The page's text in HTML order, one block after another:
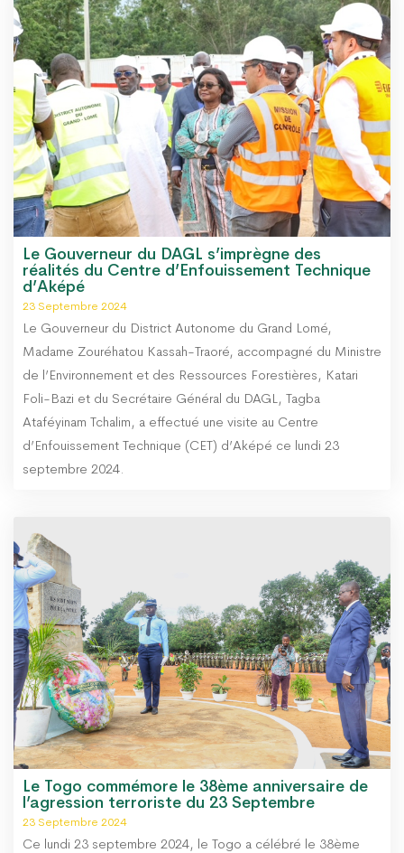
Le Gouverneur du DAGL s’imprègne des
réalités du Centre d’Enfouissement Technique
d’Aképé
23 Septembre 2024
Le Gouverneur du District Autonome du Grand Lomé,
Madame Zouréhatou Kassah-Traoré, accompagné du Ministre
de l’Environnement et des Ressources Forestières, Katari
Foli-Bazi et du Secrétaire Général du DAGL, Tagba
Ataféyinam Tchalim, a effectué une visite au Centre
d’Enfouissement Technique (CET) d’Aképé ce lundi 23
septembre 2024.
Le Togo commémore le 38ème anniversaire de
l’agression terroriste du 23 Septembre
23 Septembre 2024
Ce lundi 23 septembre 2024, le Togo a célébré le 38ème